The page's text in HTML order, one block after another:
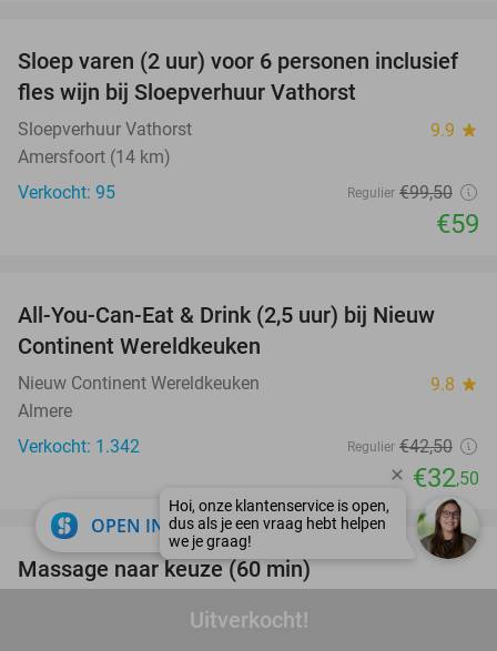
Uitverkocht!
41%
Sloep varen (2 uur) voor 6 personen inclusief
fles wijn bij Sloepverhuur Vathorst
Sloepverhuur Vathorst 9.9 star
Amersfoort (14 km)
Verkocht: 95
Regulier €99,50
€59
24%
All-You-Can-Eat & Drink (2,5 uur) bij Nieuw
Continent Wereldkeuken
Nieuw Continent Wereldkeuken 9.8 star
Almere
Verkocht: 1.342
Regulier €42,50
€32,50
favorite_border
Massage naar keuze (60 min)
OPEN IN APP close